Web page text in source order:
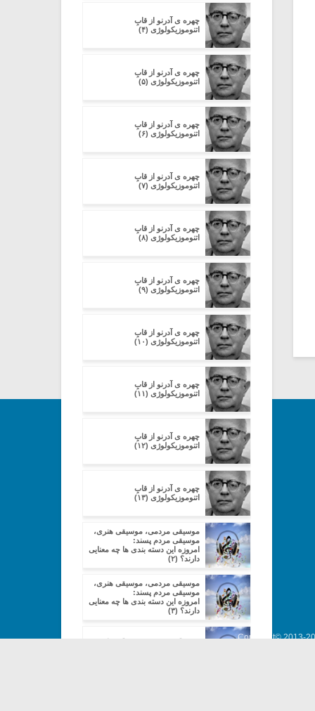
چهره ی آدرنو از قابِ
اتنوموزیکولوژی (۴)
چهره ی آدرنو از قابِ
اتنوموزیکولوژی (۵)
چهره ی آدرنو از قابِ
اتنوموزیکولوژی (۶)
چهره ی آدرنو از قابِ
اتنوموزیکولوژی (۷)
چهره ی آدرنو از قابِ
اتنوموزیکولوژی (۸)
چهره ی آدرنو از قابِ
اتنوموزیکولوژی (۹)
چهره ی آدرنو از قابِ
اتنوموزیکولوژی (۱۰)
چهره ی آدرنو از قابِ
اتنوموزیکولوژی (۱۱)
چهره ی آدرنو از قابِ
اتنوموزیکولوژی (۱۲)
چهره ی آدرنو از قابِ
اتنوموزیکولوژی (۱۳)
موسیقی مردمی، موسیقی هنری،
موسیقی مردم پسند:
امروزه این دسته بندی ها چه معنایی
دارند؟ (۲)
موسیقی مردمی، موسیقی هنری،
موسیقی مردم پسند:
امروزه این دسته بندی ها چه معنایی
دارند؟ (۳)
موسیقی مردمی، موسیقی هنری،
Copyright© 2013-